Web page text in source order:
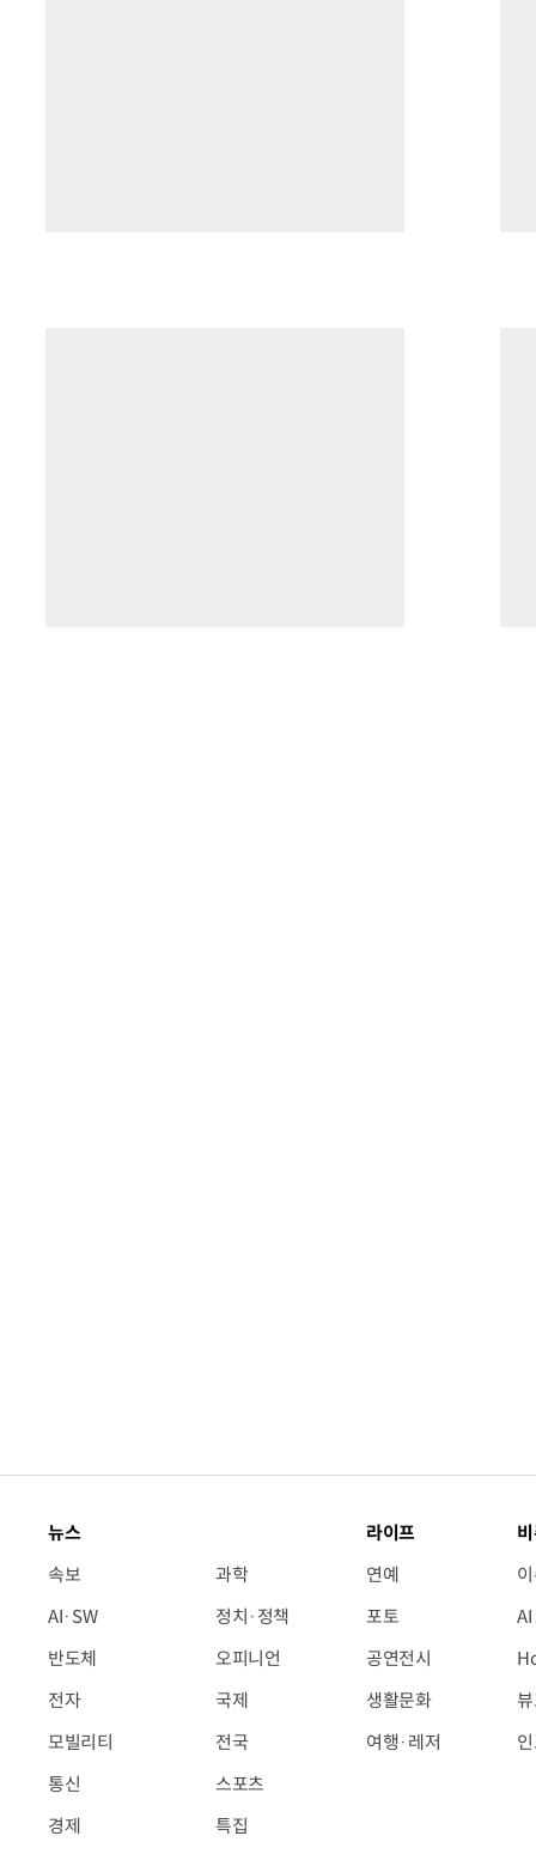
뉴스
속보
AI·SW
반도체
전자
모빌리티
통신
경제
과학
정치·정책
오피니언
국제
전국
스포츠
특집
라이프
연예
포토
공연전시
생활문화
여행·레저